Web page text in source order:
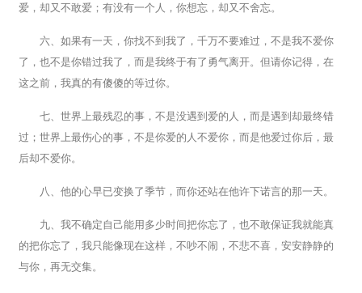
爱，却又不敢爱；有没有一个人，你想忘，却又不舍忘。
六、如果有一天，你找不到我了，千万不要难过，不是我不爱你
了，也不是你错过我了，而是我终于有了勇气离开。但请你记得，在
这之前，我真的有傻傻的等过你。
七、世界上最残忍的事，不是没遇到爱的人，而是遇到却最终错
过；世界上最伤心的事，不是你爱的人不爱你，而是他爱过你后，最
后却不爱你。
八、他的心早已变换了季节，而你还站在他许下诺言的那一天。
九、我不确定自己能用多少时间把你忘了，也不敢保证我就能真
的把你忘了，我只能像现在这样，不吵不闹，不悲不喜，安安静静的
与你，再无交集。